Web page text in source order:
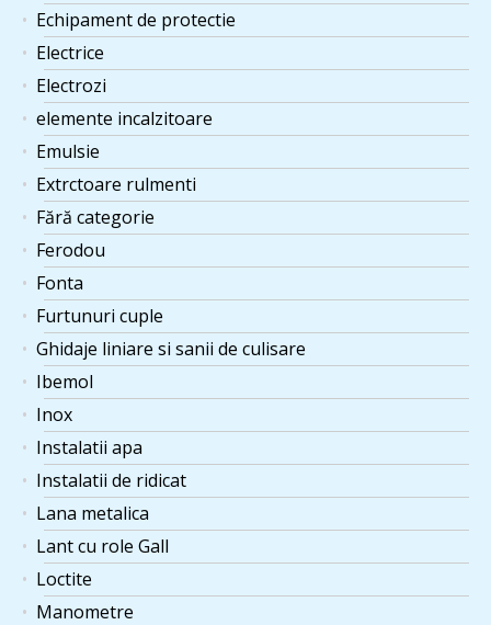
Echipament de protectie
Electrice
Electrozi
elemente incalzitoare
Emulsie
Extrctoare rulmenti
Fără categorie
Ferodou
Fonta
Furtunuri cuple
Ghidaje liniare si sanii de culisare
Ibemol
Inox
Instalatii apa
Instalatii de ridicat
Lana metalica
Lant cu role Gall
Loctite
Manometre